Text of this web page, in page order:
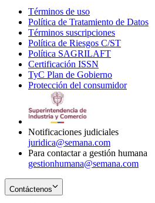
Términos de uso
in
new
window
Política de Tratamiento de Datos
Términos suscripciones
in
Política de Riesgos C/ST
Política SAGRILAFT
new
window
Certificación ISSN
in
new
TyC Plan de Gobierno
in
Protección del consumidorOpens
Notificaciones judiciales
juridica@semana.com
Para contactar a gestión humana
gestionhumana@semana.com
Contáctenos